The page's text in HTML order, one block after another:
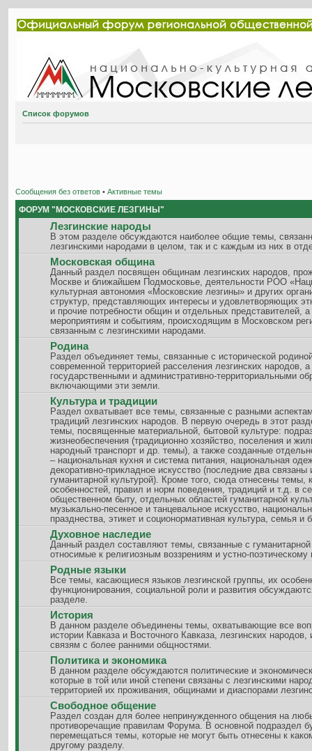
Список форумов
Сообщения без ответов • Активные темы
ФОРУМ "МОСКОВСКИЕ ЛЕЗГИНЫ"
Лезгинские народы
В этом разделе обсуждаются наиболее общие темы,
лезгинскими народами в целом, так и с каждым из них в
Московская община
Данный раздел посвящен общинам лезгинских народов,
Москве и ближайшем Подмосковье, деятельности РОО
культурная автономия «Московские лезгины» и других
структур, представляющих интересы и удовлетворяющих
и прочие потребности общин и отдельных представителей,
мероприятиям и событиям, происходящим в Московском
связанным с лезгинскими народами.
Родина
Раздел объединяет темы, связанные с исторической
современной территорией расселения лезгинских народов,
государственными и административно-территориальными
включающими эти земли.
Культура и традиции
Раздел охватывает все темы, связанные с разными
традиций лезгинских народов. В первую очередь в этот
темы, посвященные материальной, бытовой культуре:
жизнеобеспечения (традиционно хозяйство, поселения и
народный транспорт и др. темы), а также созданные
– национальная кухня и система питания, национальная
декоративно-прикладное искусство (последние два связаны
гуманитарной культурой). Кроме того, сюда отнесены темы,
особенностей, правил и норм поведения, традиций и т.д. в
общественном быту, отдельных областей гуманитарной
музыкально-песенное и танцевальное искусство,
празднества, этикет и соционормативная культура, семья и
Духовное наследие
Данный раздел составляют темы, связанные с
относимые к религиозным воззрениям и устно-
Родные языки
Все темы, касающиеся языков лезгинской группы, их
функционирования, социальной роли и развития
разделе.
История
В данном разделе объединены темы, охватывающие все
истории Кавказа и Восточного Кавказа, лезгинских народов,
связям с более ранними общностями.
Политика и экономика
В данном разделе обсуждаются политические и
которые в той или иной степени связаны с лезгинскими
территорией их проживания, общинами и диаспорами
Свободное общение
Раздел создан для более непринужденного общения на
противоречащие правилам Форума. В основной подраздел
перемещаться темы, которые не могут быть отнесены к
другому разделу.